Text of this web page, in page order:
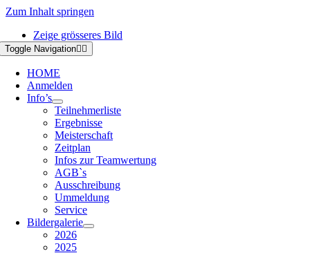
Zum Inhalt springen
Toggle Navigation
HOME
Anmelden
Info’s
Teilnehmerliste
Ergebnisse
Meisterschaft
Zeitplan
Infos zur Teamwertung
AGB`s
Ausschreibung
Ummeldung
Service
Bildergalerie
2026
2025
Zeige grösseres Bild